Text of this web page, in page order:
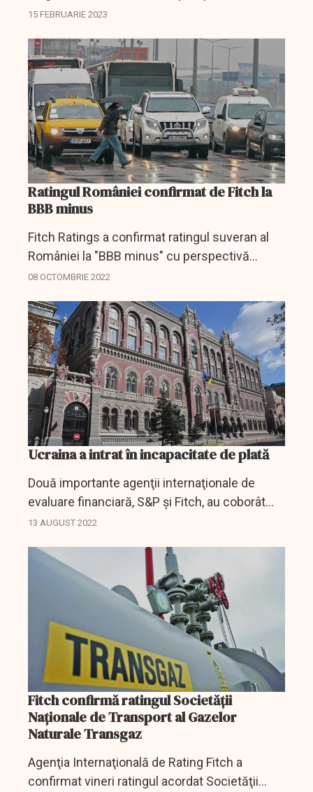
stabilă, ratingul de viabilitate (VR) la ”bb” și
15 FEBRUARIE 2023
Ratingul României confirmat de Fitch la
BBB minus
Fitch Ratings a confirmat ratingul suveran al
României la "BBB minus" cu perspectivă
negativă, aceasta fiind ultima notă din
pentru investiţii), se arată...
08 OCTOMBRIE 2022
Ucraina a intrat în incapacitate de plată
Două importante agenţii internaţionale de
evaluare financiară, S&P şi Fitch, au coborât
vineri ratingul de ţară atribuit Ucrainei până la
('restricted...
13 AUGUST 2022
Fitch confirmă ratingul Societăţii
Naţionale de Transport al Gazelor
Naturale Transgaz
Agenţia Internaţională de Rating Fitch a
confirmat vineri ratingul acordat Societăţii